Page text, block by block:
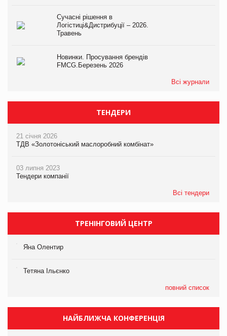
Сучасні рішення в
Логістиці&Дистрибуції – 2026.
Травень
Новинки. Просування брендів
FMCG.Березень 2026
Всі журнали
ТЕНДЕРИ
21 січня 2026
ТДВ «Золотоніський маслоробний комбінат»
03 липня 2023
Тендери компанії
Всі тендери
ТРЕНІНГОВИЙ ЦЕНТР
Яна Олентир
Тетяна Ільєнко
повний список
НАЙБЛИЖЧА КОНФЕРЕНЦІЯ